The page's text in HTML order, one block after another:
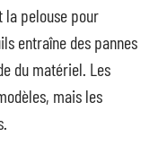
pelouse pour
entraîne des pannes
du matériel. Les
mais les